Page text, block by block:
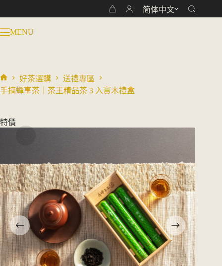
过
内
为：
NT$ 900。
价
格
购
简体中文
MENU
首
好茶選購
送禮專區
手摘蟬享茶｜茶王精品茶 3 入實木禮盒
特價